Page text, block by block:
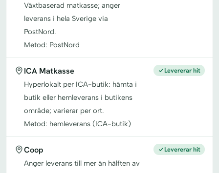
Växtbaserad matkasse; anger
leverans i hela Sverige via
PostNord.
Metod: PostNord
ICA Matkasse
Hyperlokalt per ICA-butik: hämta i
butik eller hemleverans i butikens
område; varierar per ort.
Metod: hemleverans (ICA-butik)
Levererar hit
Coop
Anger leverans till mer än hälften av
Levererar hit